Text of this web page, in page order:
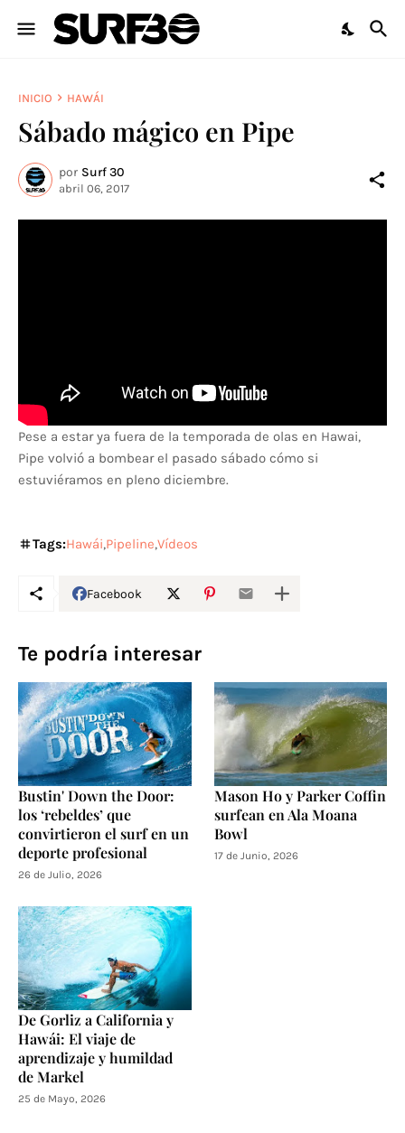
INICIO HAWÁI
Sábado mágico en Pipe
por Surf 30
abril 06, 2017
Pese a estar ya fuera de la temporada de olas en Hawai,
Pipe volvió a bombear el pasado sábado cómo si
estuviéramos en pleno diciembre.
Tags:Hawái Pipeline Vídeos
Facebook
Te podría interesar
Bustin' Down the Door:
los ‘rebeldes’ que
convirtieron el surf en un
deporte profesional
26 de Julio, 2026
Mason Ho y Parker Coffin
surfean en Ala Moana
Bowl
17 de Junio, 2026
De Gorliz a California y
Hawái: El viaje de
aprendizaje y humildad
de Markel
25 de Mayo, 2026